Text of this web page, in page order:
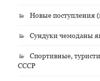
Новые поступления
Сундуки чемоданы
Спортивные,
СССР